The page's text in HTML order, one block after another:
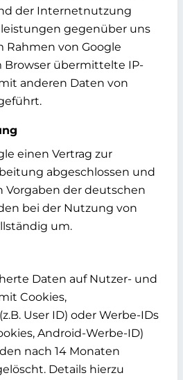
der Internetnutzung
gegenüber uns
Rahmen von Google
Browser übermittelte IP-
anderen Daten von
einen Vertrag zur
abgeschlossen und
Vorgaben der deutschen
bei der Nutzung von
um.
Daten auf Nutzer- und
Cookies,
User ID) oder Werbe-IDs
Android-Werbe-ID)
nach 14 Monaten
Details hierzu